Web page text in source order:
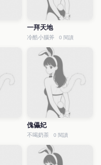
一拜天地
冷酷小腦斧 0 閱讀
傀儡妃
不喝奶茶 0 閱讀